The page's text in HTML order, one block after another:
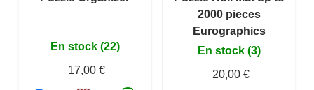
En stock (22)
17,00 €
2000 pieces
Eurographics
En stock (3)
20,00 €